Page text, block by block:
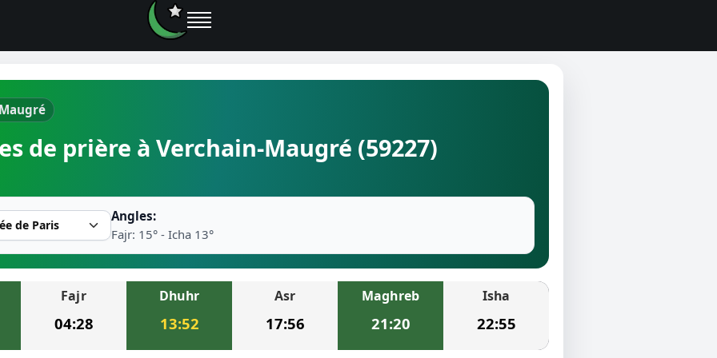
prières
près de moi
la prière
de prière à Verchain-Maugré (59227)
Angles:
Fajr: 15° - Icha 13°
Fajr
04:28
Dhuhr
13:52
Asr
17:56
Maghreb
21:20
Isha
22:55